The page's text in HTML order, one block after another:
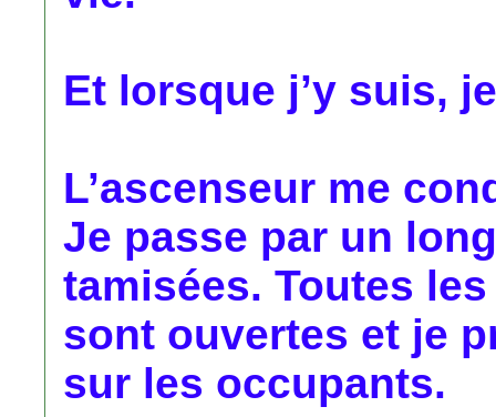
Et lorsque j’y suis,
L’ascenseur me
Je passe par un
tamisées. Toutes
sont ouvertes et je
sur les occupants.